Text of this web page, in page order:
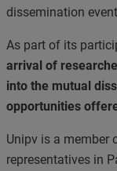
dissemination
As part of its
arrival of
into the mutual
opportunities
Unipv is a member
representatives in